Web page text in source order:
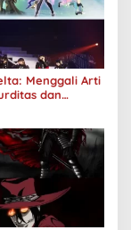
Menggali Arti
dan